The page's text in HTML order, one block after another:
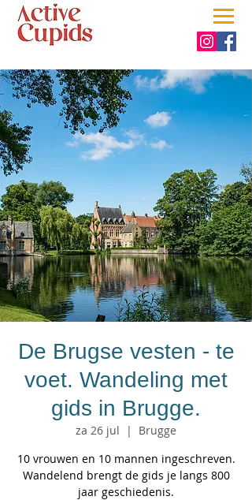
De Brugse vesten - te
voet. Wandeling met
gids in Brugge.
za 26 jul
  |
Brugge
10 vrouwen en 10 mannen ingeschreven.
Wandelend brengt de gids je langs 800
jaar geschiedenis.